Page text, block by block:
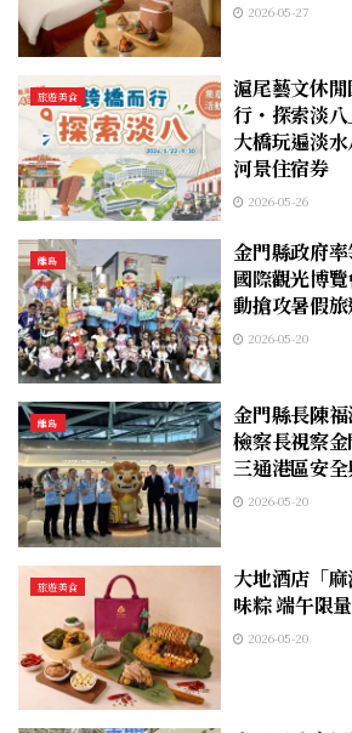
2026-05-27
旅遊美食
滬尾藝文休
行・探索淡
大橋玩遍淡
河景住宿券
2026-05-26
離島
金門縣政府
國際觀光博
動搶攻暑假
2026-05-20
離島
金門縣長陳
檢察長視察
三通港區安
2026-05-20
旅遊美食
大地酒店「
味粽 端午限
2026-05-20